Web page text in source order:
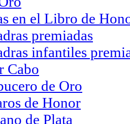
en el Libro de
premiadas
infantiles
Cabo
de Oro
de Honor
de Plata